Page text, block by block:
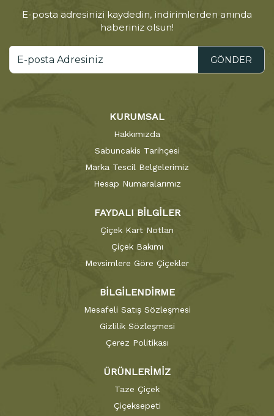
E-posta adresinizi kaydedin, indirimlerden anında
haberiniz olsun!
GÖNDER
KURUMSAL
Hakkımızda
Sabuncakis Tarihçesi
Marka Tescil Belgelerimiz
Hesap Numaralarımız
FAYDALI BİLGİLER
Çiçek Kart Notları
Çiçek Bakımı
Mevsimlere Göre Çiçekler
BİLGİLENDİRME
Mesafeli Satış Sözleşmesi
Gizlilik Sözleşmesi
Çerez Politikası
ÜRÜNLERİMİZ
Taze Çiçek
Çiçeksepeti